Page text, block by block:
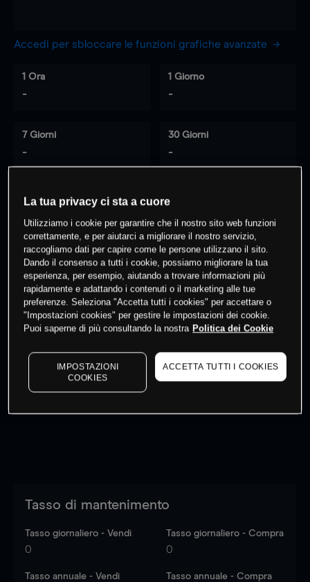
Accedi per sbloccare le funzioni grafiche avanzate
1 Ora
-
1 Giorno
-
7 Giorni
-
30 Giorni
-
% dei clienti hanno posizioni
questo prodotto
Fai trading
I prezzi sono solo indicativi. Accediper vedere gli ultimi
dati di mercato
to see latest market data
Tasso di mantenimento
Tasso giornaliero - Vendi
0
Tasso giornaliero - Compra
0
Tasso annuale - Vendi Tasso annuale - Compra
La tua privacy ci sta a cuore
Utilizziamo i cookie per garantire che il nostro sito web funzioni
correttamente, e per aiutarci a migliorare il nostro servizio,
raccogliamo dati per capire come le persone utilizzano il sito.
Dando il consenso a tutti i cookie, possiamo migliorare la tua
esperienza, per esempio, aiutando a trovare informazioni più
rapidamente e adattando i contenuti o il marketing alle tue
preferenze. Seleziona "Accetta tutti i cookies" per accettare o
"Impostazioni cookies" per gestire le impostazioni dei cookie.
Puoi saperne di più consultando la nostra Politica dei Cookie
IMPOSTAZIONI
COOKIES
ACCETTA TUTTI I COOKIES